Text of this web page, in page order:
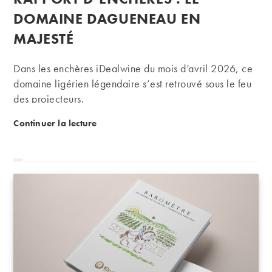
publication :
DOMAINE DAGUENEAU EN
MAJESTÉ
Dans les enchères iDealwine du mois d’avril 2026, ce
domaine ligérien légendaire s’est retrouvé sous le feu
des projecteurs.
Continuer la lectureRapport d’enchères : le domaine Dagueneau en